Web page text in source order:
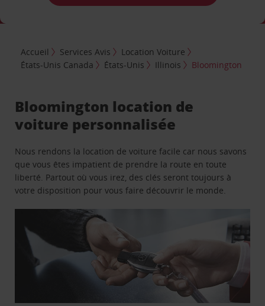
Accueil Services Avis
Location Voiture
États-Unis Canada
États-Unis Illinois Bloomington
Bloomington location de
voiture personnalisée
Nous rendons la location de voiture facile car nous savons
que vous êtes impatient de prendre la route en toute
liberté. Partout où vous irez, des clés seront toujours à
votre disposition pour vous faire découvrir le monde.